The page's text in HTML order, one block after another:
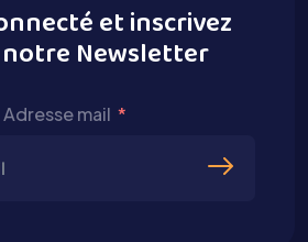
et inscrivez
Newsletter
Adresse mail